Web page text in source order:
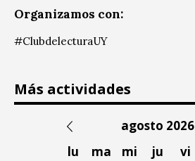
Organizamos con:
#ClubdelecturaUY
Más actividades
agosto 2026
lu
ma mi ju vi